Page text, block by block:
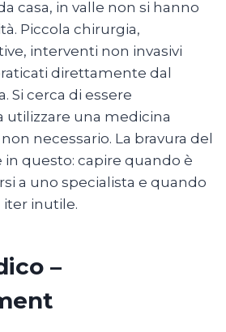
casa, in valle non si hanno
Piccola chirurgia,
interventi non invasivi
direttamente dal
Si cerca di essere
utilizzare una medicina
necessario. La bravura del
questo: capire quando è
a uno specialista e quando
iter inutile.
–